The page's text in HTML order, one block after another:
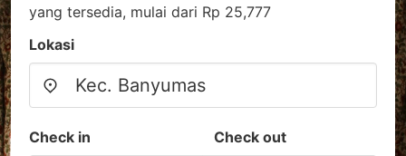
yang tersedia, mulai dari Rp 25,777
Lokasi
Check in Check out